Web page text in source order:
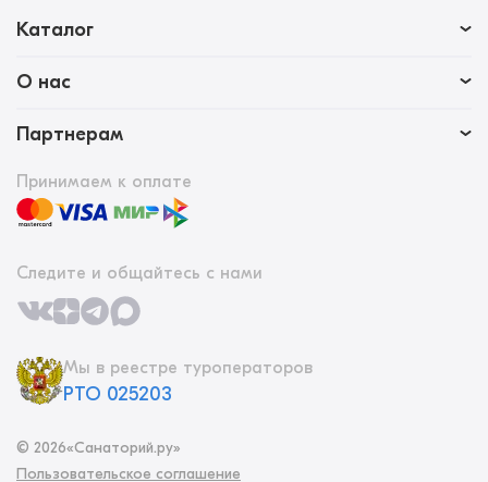
Каталог
О нас
Партнерам
Принимаем к оплате
Следите и общайтесь с нами
Мы в реестре туроператоров
РТО 025203
© 2026«Санаторий.ру»
Пользовательское соглашение